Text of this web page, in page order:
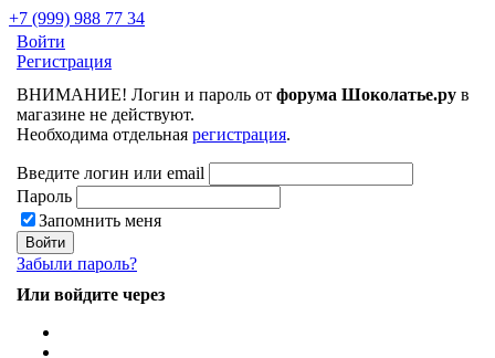
+7 (999) 988 77 34
Войти
Регистрация
ВНИМАНИЕ! Логин и пароль от форума Шоколатье.ру в
магазине не действуют.
Необходима отдельная регистрация.
Введите логин или email
Пароль
Запомнить меня
Забыли пароль?
Или войдите через